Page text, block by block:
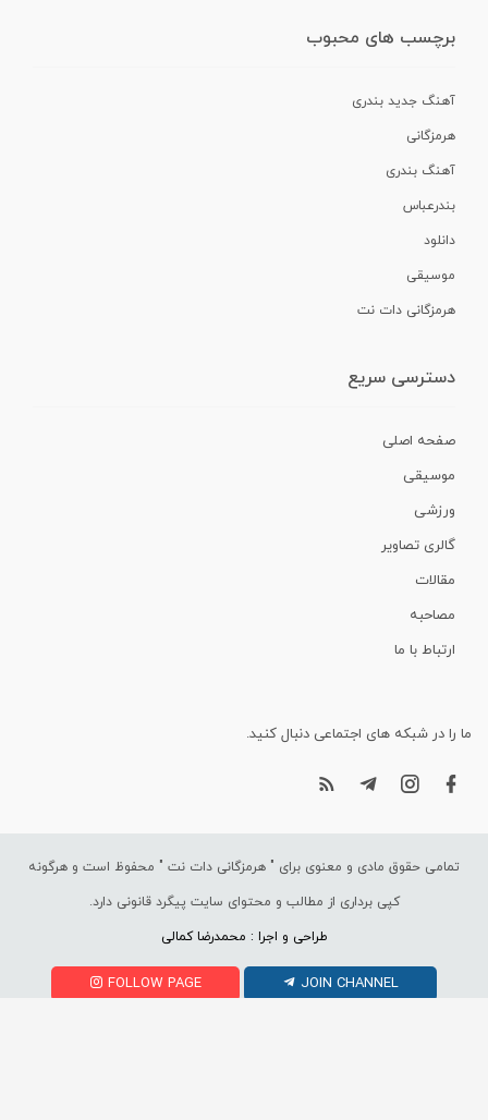
برچسب های محبوب
آهنگ جدید بندری
هرمزگانی
آهنگ بندری
بندرعباس
دانلود
موسیقی
هرمزگانی دات نت
دسترسی سریع
صفحه اصلی
موسیقی
ورزشی
گالری تصاویر
مقالات
مصاحبه
ارتباط با ما
ما را در شبکه های اجتماعی دنبال کنید.
تمامی حقوق مادی و معنوی برای " هرمزگانی دات نت " محفوظ است و هرگونه
کپی برداری از مطالب و محتوای سایت پیگرد قانونی دارد.
طراحی و اجرا : محمدرضا کمالی
FOLLOW PAGE JOIN CHANNEL